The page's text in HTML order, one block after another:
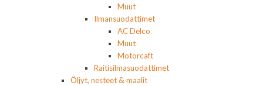
Muut
Ilmansuodattimet
AC Delco
Muut
Motorcaft
Raitisilmasuodattimet
Öljyt, nesteet & maalit